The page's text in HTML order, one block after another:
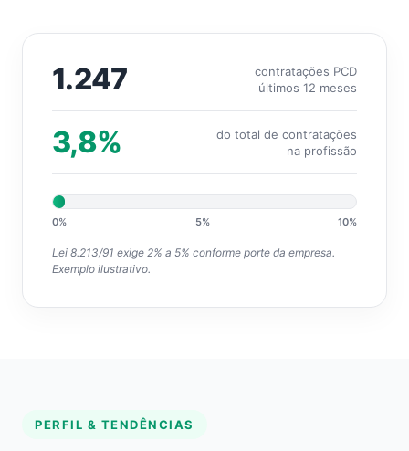
1.247
contratações PCD
últimos 12 meses
3,8%
do total de contratações
na profissão
0% 5% 10%
Lei 8.213/91 exige 2% a 5% conforme porte da empresa.
Exemplo ilustrativo.
PERFIL & TENDÊNCIAS